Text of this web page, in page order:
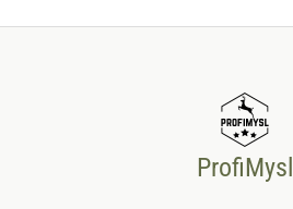
ProfiMysl